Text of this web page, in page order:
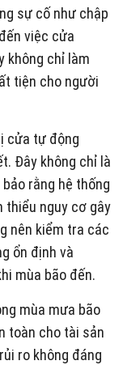
sự cố như chập
việc cửa
không chỉ làm
tiện cho người
cửa tự động
Đây không chỉ là
rằng hệ thống
thiểu nguy cơ gây
nên kiểm tra các
ổn định và
mùa bão đến.
mùa mưa bão
toàn cho tài sản
ro không đáng